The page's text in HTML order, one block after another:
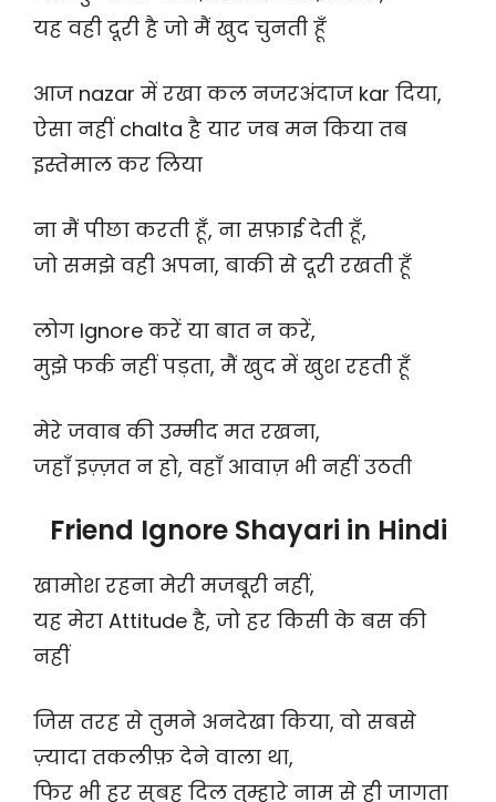
यह वही दूरी है जो मैं खुद चुनती हूँ
आज nazar में रखा कल नजरअंदाज kar दिया,
ऐसा नहीं chalta है यार जब मन किया तब
इस्तेमाल कर लिया
ना मैं पीछा करती हूँ, ना सफ़ाई देती हूँ,
जो समझे वही अपना, बाकी से दूरी रखती हूँ
लोग Ignore करें या बात न करें,
मुझे फर्क नहीं पड़ता, मैं खुद में खुश रहती हूँ
मेरे जवाब की उम्मीद मत रखना,
जहाँ इज़्ज़त न हो, वहाँ आवाज़ भी नहीं उठती
Friend Ignore Shayari in Hindi
खामोश रहना मेरी मजबूरी नहीं,
यह मेरा Attitude है, जो हर किसी के बस की
नहीं
जिस तरह से तुमने अनदेखा किया, वो सबसे
ज़्यादा तकलीफ़ देने वाला था,
फिर भी हर सुबह दिल तुम्हारे नाम से ही जागता